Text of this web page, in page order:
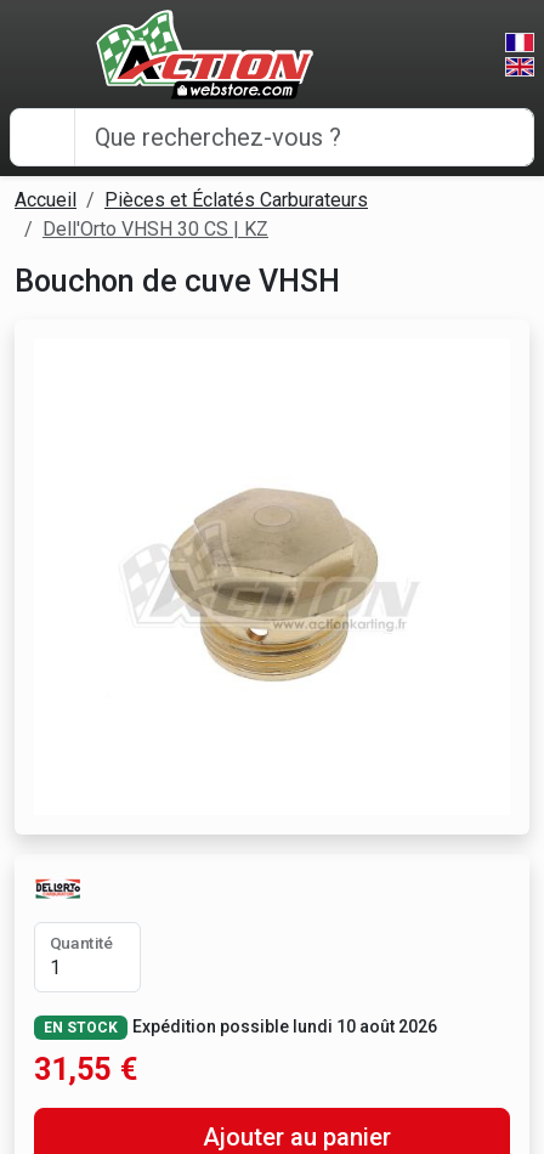
Panneau de gestion des cookies
Accueil
Pièces et Éclatés Carburateurs
Dell'Orto VHSH 30 CS | KZ
Bouchon de cuve VHSH
Quantité
EN STOCK Expédition possible lundi 10 août 2026
31,55 €
Ajouter au panier